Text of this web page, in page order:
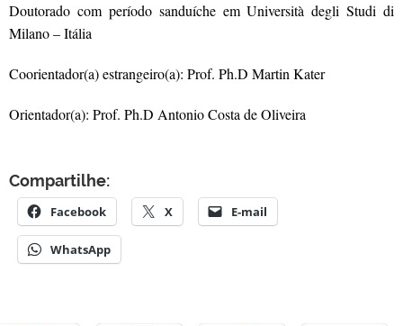
Doutorado com período sanduíche em Università degli Studi di
Milano – Itália
Coorientador(a) estrangeiro(a): Prof. Ph.D Martin Kater
Orientador(a): Prof. Ph.D Antonio Costa de Oliveira
Compartilhe:
Facebook X E-mail
WhatsApp